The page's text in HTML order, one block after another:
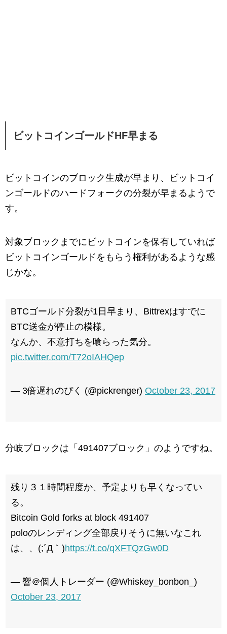
ビットコインゴールドHF早まる
ビットコインのブロック生成が早まり、ビットコイ
ンゴールドのハードフォークの分裂が早まるようで
す。
対象ブロックまでにビットコインを保有していれば
ビットコインゴールドをもらう権利があるような感
じかな。
BTCゴールド分裂が1日早まり、Bittrexはすでに
BTC送金が停止の模様。
なんか、不意打ちを喰らった気分。
pic.twitter.com/T72oIAHQep
— 3倍遅れのぴく (@pickrenger) October 23, 2017
分岐ブロックは「491407ブロック」のようですね。
残り３１時間程度か、予定よりも早くなってい
る。
Bitcoin Gold forks at block 491407
poloのレンディング全部戻りそうに無いなこれ
は、、(;´Д｀)https://t.co/qXFTQzGw0D
— 響＠個人トレーダー (@Whiskey_bonbon_)
October 23, 2017